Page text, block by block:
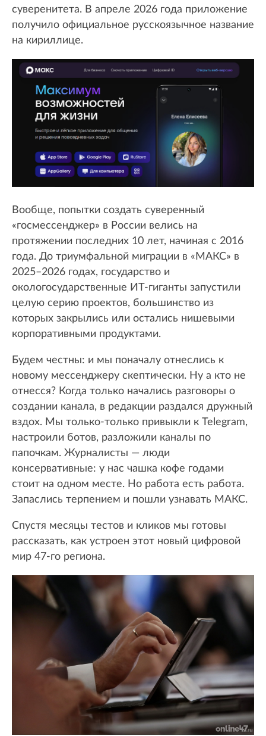
суверенитета. В апреле 2026 года приложение
получило официальное русскоязычное название
на кириллице.
Вообще, попытки создать суверенный
«госмессенджер» в России велись на
протяжении последних 10 лет, начиная с 2016
года. До триумфальной миграции в «МАКС» в
2025–2026 годах, государство и
окологосударственные ИТ-гиганты запустили
целую серию проектов, большинство из
которых закрылись или остались нишевыми
корпоративными продуктами.
Будем честны: и мы поначалу отнеслись к
новому мессенджеру скептически. Ну а кто не
отнесся? Когда только начались разговоры о
создании канала, в редакции раздался дружный
вздох. Мы только-только привыкли к Telegram,
настроили ботов, разложили каналы по
папочкам. Журналисты — люди
консервативные: у нас чашка кофе годами
стоит на одном месте. Но работа есть работа.
Запаслись терпением и пошли узнавать МАКС.
Спустя месяцы тестов и кликов мы готовы
рассказать, как устроен этот новый цифровой
мир 47-го региона.